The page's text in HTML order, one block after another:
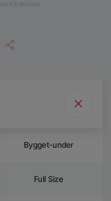
Bygget-under
Full Size